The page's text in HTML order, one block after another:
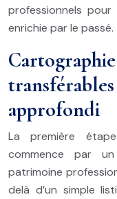
professionnels
enrichie par le passé.
approfondi
La première
commence par
patrimoine
delà d’un simple